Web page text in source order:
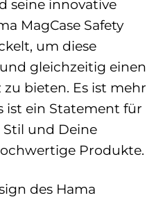
seine innovative
MagCase Safety
um diese
gleichzeitig einen
bieten. Es ist mehr
ist ein Statement für
und Deine
Produkte.
des Hama